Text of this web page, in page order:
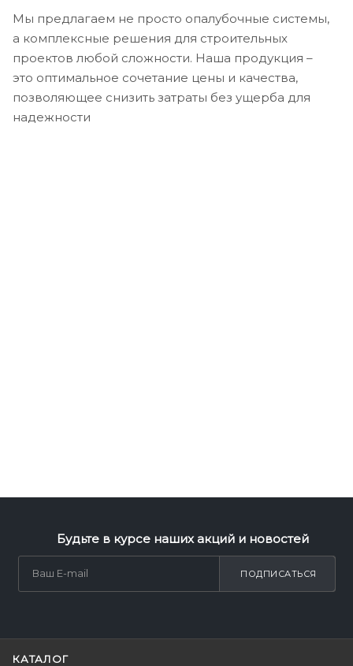
Мы предлагаем не просто опалубочные системы,
а комплексные решения для строительных
проектов любой сложности. Наша продукция –
это оптимальное сочетание цены и качества,
позволяющее снизить затраты без ущерба для
надежности
Будьте в курсе наших акций и новостей
ПОДПИСАТЬСЯ
КАТАЛОГ